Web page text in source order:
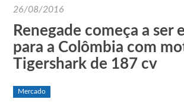
26/08/2016
Renegade começa a ser
para a Colômbia com
Tigershark de 187 cv
Mercado